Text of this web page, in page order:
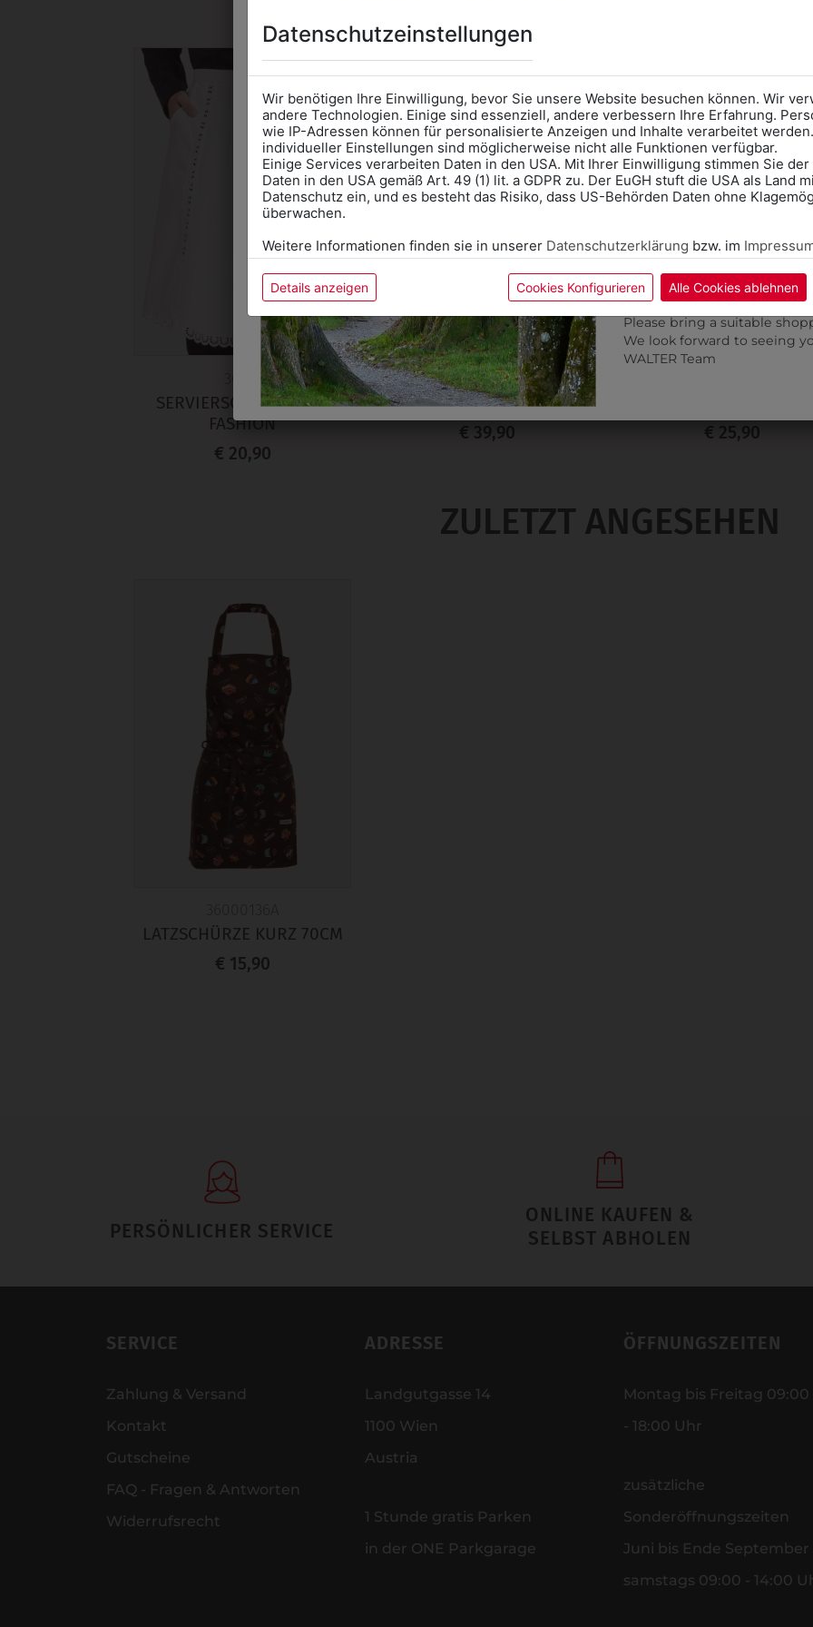
SERVIERSCHÜRZE OLD
FASHION
€ 20,90
696K80W37780
LATZSCHÜRZE
€ 39,90
€ 25,90
ZULETZT ANGESEHEN
LATZSCHÜRZE KURZ 70CM
€ 15,90
PERSÖNLICHER SERVICE
ONLINE KAUFEN &
SELBST ABHOLEN
SERVICE
Zahlung & Versand
Kontakt
Gutscheine
FAQ - Fragen & Antworten
Widerrufsrecht
ADRESSE
Landgutgasse 14
1100 Wien
Austria
1 Stunde gratis Parken
in der ONE Parkgarage
ÖFFNUNGSZEITEN
Montag bis Freitag 09:00
- 18:00 Uhr
zusätzliche
Sonderöffnungszeiten
Juni bis Ende September
samstags 09:00 - 14:00
Datenschutzeinstellungen
Wir benötigen Ihre Einwilligung, bevor Sie unsere Website besuchen können. Wir
andere Technologien. Einige sind essenziell, andere verbessern Ihre Erfahrung.
wie IP-Adressen können für personalisierte Anzeigen und Inhalte verarbeitet
individueller Einstellungen sind möglicherweise nicht alle Funktionen verfügbar.
Einige Services verarbeiten Daten in den USA. Mit Ihrer Einwilligung stimmen Sie
Daten in den USA gemäß Art. 49 (1) lit. a GDPR zu. Der EuGH stuft die USA als Land
Datenschutz ein, und es besteht das Risiko, dass US-Behörden Daten ohne
überwachen.
Weitere Informationen finden sie in unserer Datenschutzerklärung bzw. im
Details anzeigen Cookies Konfigurieren Alle Cookies ablehnen
AnprobeVorort im
das Kalendersymbol.
Ohne Termin kann es zu
Bitte nehmen Sie eine
für Ihren Einkauf mit.
Wir freuen uns - Das
correct school.
calendar icon.
Without an appointment,
Please bring a suitable
We look forward to seeing
WALTER Team